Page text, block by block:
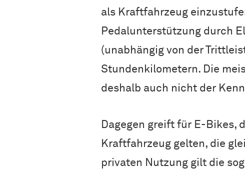
als Kraftfahrzeug
Pedalunterstützung durch
(unabhängig von der
Stundenkilometern. Die
deshalb auch nicht der
Dagegen greift für E-Bikes,
Kraftfahrzeug gelten, die
privaten Nutzung gilt die